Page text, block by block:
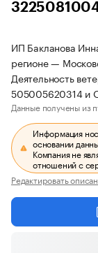
ИП Бакланова
регионе —
Деятельность
505005620314 и
Данные получены из
Информация
основании
Компания не
отношений с
Редактировать